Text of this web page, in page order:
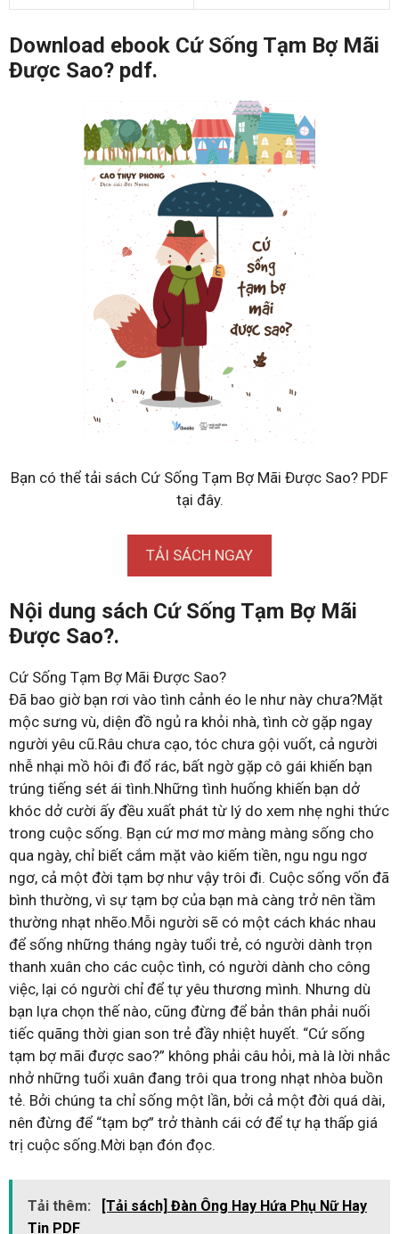
Download ebook Cứ Sống Tạm Bợ Mãi
Được Sao? pdf.
Bạn có thể tải sách Cứ Sống Tạm Bợ Mãi Được Sao? PDF
tại đây.
TẢI SÁCH NGAY
Nội dung sách Cứ Sống Tạm Bợ Mãi
Được Sao?.
Cứ Sống Tạm Bợ Mãi Được Sao?
Đã bao giờ bạn rơi vào tình cảnh éo le như này chưa?Mặt
mộc sưng vù, diện đồ ngủ ra khỏi nhà, tình cờ gặp ngay
người yêu cũ.Râu chưa cạo, tóc chưa gội vuốt, cả người
nhễ nhại mồ hôi đi đổ rác, bất ngờ gặp cô gái khiến bạn
trúng tiếng sét ái tình.Những tình huống khiến bạn dở
khóc dở cười ấy đều xuất phát từ lý do xem nhẹ nghi thức
trong cuộc sống. Bạn cứ mơ mơ màng màng sống cho
qua ngày, chỉ biết cắm mặt vào kiếm tiền, ngu ngu ngơ
ngơ, cả một đời tạm bợ như vậy trôi đi. Cuộc sống vốn đã
bình thường, vì sự tạm bợ của bạn mà càng trở nên tầm
thường nhạt nhẽo.Mỗi người sẽ có một cách khác nhau
để sống những tháng ngày tuổi trẻ, có người dành trọn
thanh xuân cho các cuộc tình, có người dành cho công
việc, lại có người chỉ để tự yêu thương mình. Nhưng dù
bạn lựa chọn thế nào, cũng đừng để bản thân phải nuối
tiếc quãng thời gian son trẻ đầy nhiệt huyết. “Cứ sống
tạm bợ mãi được sao?” không phải câu hỏi, mà là lời nhắc
nhở những tuổi xuân đang trôi qua trong nhạt nhòa buồn
tẻ. Bởi chúng ta chỉ sống một lần, bởi cả một đời quá dài,
nên đừng để “tạm bợ” trở thành cái cớ để tự hạ thấp giá
trị cuộc sống.Mời bạn đón đọc.
Tải thêm:
[Tải sách] Đàn Ông Hay Hứa Phụ Nữ Hay
Tin PDF